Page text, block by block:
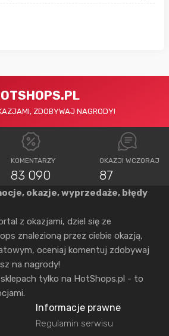
ZDOBYWAJ NAGRODY!
KOMENTARZY
83 090
OKAZJI WCZORAJ
87
okazje, wyprzedaże, błędy
z okazjami, dziel się ze
znalezioną przez ciebie okazją,
oceniaj komentuj zdobywaj
na nagrody!
tylko na HotShops.pl - to
Informacje prawne
Regulamin serwisu